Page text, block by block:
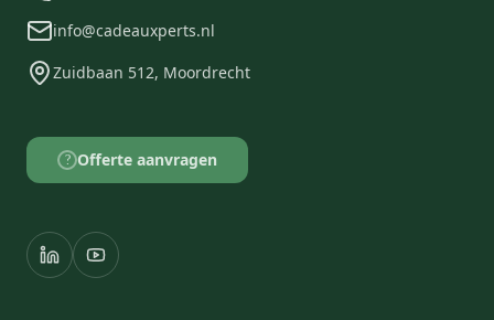
info@cadeauxperts.nl
Zuidbaan 512, Moordrecht
? Offerte aanvragen